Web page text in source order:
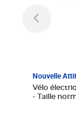
Nouvelle
Vélo
- Taille